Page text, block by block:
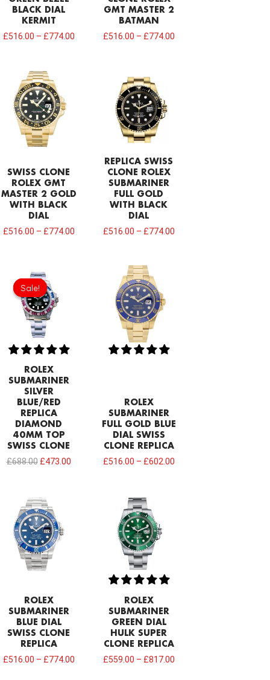
BLACK DIAL
KERMIT
£516.00 – £774.00
GMT MASTER 2
BATMAN
£516.00 – £774.00
SWISS CLONE
ROLEX GMT
MASTER 2 GOLD
WITH BLACK
DIAL
£516.00 – £774.00
REPLICA SWISS
CLONE ROLEX
SUBMARINER
FULL GOLD
WITH BLACK
DIAL
£516.00 – £774.00
Sale!
Sale!
ROLEX
SUBMARINER
SILVER
BLUE/RED
REPLICA
DIAMOND
40MM TOP
SWISS CLONE
£688.00
Original
price
was:
£688.00.
£473.00
ROLEX
SUBMARINER
FULL GOLD BLUE
DIAL SWISS
CLONE REPLICA
£516.00 – £602.00
ROLEX
SUBMARINER
BLUE DIAL
SWISS CLONE
REPLICA
£516.00 – £774.00
ROLEX
SUBMARINER
GREEN DIAL
HULK SUPER
CLONE REPLICA
£559.00 – £817.00